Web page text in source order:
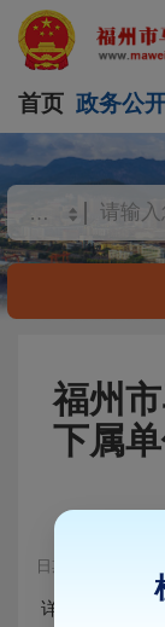
首页 政务公
福州
下属
日期：2025-11-24
详见附件